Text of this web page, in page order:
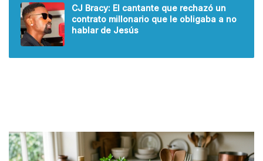
CJ Bracy: El cantante que rechazó un
contrato millonario que le obligaba a no
hablar de Jesús